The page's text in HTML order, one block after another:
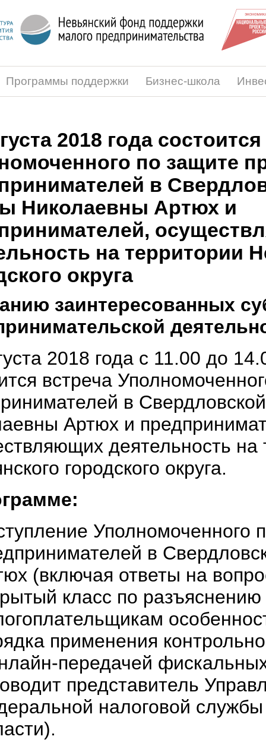
Программы поддержки Бизнес-школа
2018 года
по защите
в
Николаевны Артюх и
на территории
округа
заинтересованных
2018 года с 11.00 до
встреча
в
Артюх и
деятельность на
городского округа.
Уполномоченного
в
(включая ответы на
класс по разъяснению
применения
передачей
представитель
налоговой